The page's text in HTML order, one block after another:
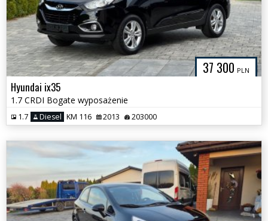
37 300 PLN
Hyundai ix35
1.7 CRDI Bogate wyposażenie
1.7 Diesel KM 116 2013 203000